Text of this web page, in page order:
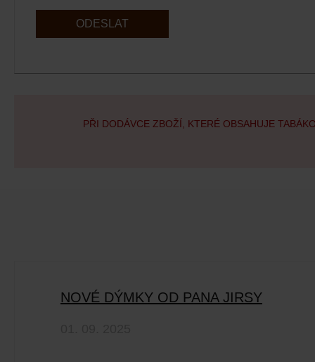
ODESLAT
PŘI DODÁVCE ZBOŽÍ, KTERÉ OBSAHUJE
NOVÉ DÝMKY OD PANA JIRSY